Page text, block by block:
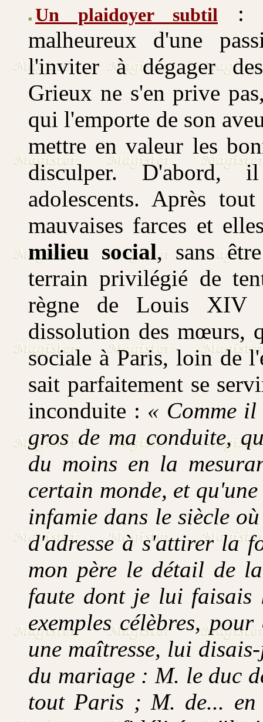
Un plaidoyer subtil
malheureux d'une
l'inviter à dégager des
Grieux ne s'en prive
qui l'emporte de son
mettre en valeur les
disculper. D'abord,
adolescents. Après
mauvaises farces et
milieu social, sans
terrain privilégié de
règne de Louis XIV
dissolution des mœurs,
sociale à Paris, loin de
sait parfaitement se
inconduite : « Comme
gros de ma conduite,
du moins en la
certain monde, et
infamie dans le siècle
d'adresse à s'attirer la
mon père le détail de
faute dont je lui faisais
exemples célèbres,
une maîtresse, lui
du mariage : M. le duc
tout Paris ; M. de...